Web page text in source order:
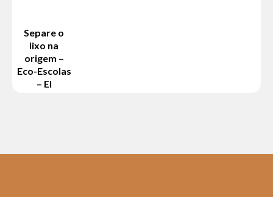
Separe o
lixo na
origem –
Eco-Escolas
– EI